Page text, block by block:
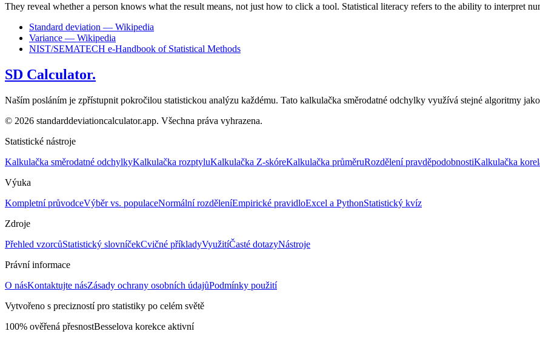
They reveal whether a person knows what the result means, not just how to click a tool. Statistical literacy refers to the ability to interpret
Standard deviation — Wikipedia
Variance — Wikipedia
NIST/SEMATECH e-Handbook of Statistical Methods
SD Calculator.
Naším posláním je zpřístupnit pokročilou statistickou analýzu každému. Tato kalkulačka směrodatné odchylky využívá stejné algoritmy
© 2026 standarddeviationcalculator.app. Všechna práva vyhrazena.
Statistické nástroje
Kalkulačka směrodatné odchylkyKalkulačka rozptyluKalkulačka Z-skóreKalkulačka průměruRozdělení pravděpodobnostiKalkulačka
Výuka
Kompletní průvodceVýběr vs. populaceNormální rozděleníEmpirické pravidloExcel a PythonStatistický kvíz
Zdroje
Přehled vzorcůStatistický slovníčekCvičné příkladyVyužitíČasté dotazyNástroje
Právní informace
O násKontaktujte násZásady ochrany osobních údajůPodmínky použití
Vytvořeno s precizností pro statistiky po celém světě
100% ověřená přesnostBesselova korekce aktivní